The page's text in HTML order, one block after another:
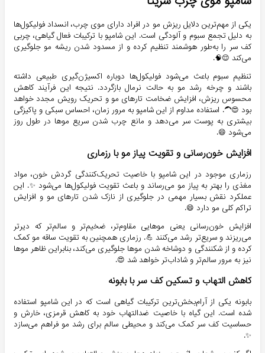
یکی از مهم‌ترین دلایل ریزش مو در افراد دارای موی چرب، انسداد فولیکول‌ها
به دلیل تجمع سبوم و آلودگی است. این شامپو با ترکیبات فعال گیاهی، چربی
کف سر را به‌طور هوشمند تنظیم کرده و از مسدود شدن ریشه مو جلوگیری
می‌کند 😌🧠.
تنظیم سبوم باعث می‌شود فولیکول‌ها دوباره اکسیژن‌گیری طبیعی داشته
باشند و چرخه رشد مو به حالت نرمال بازگردد. نتیجه این فرآیند کاهش
محسوس ریزش، افزایش ضخامت تارهای مو و تحریک رویش مجدد خواهد
بود 😍🦱. استفاده مداوم از این شامپو به مرور زمان، احساس سبکی و پاکیزگی
بیشتری به پوست سر می‌دهد و مانع چرب شدن سریع موها در طول روز
می‌شود 😄.
افزایش خون‌رسانی و تقویت پیاز مو با رزماری
رزماری موجود در این شامپو با خاصیت تحریک‌کنندگی گردش خون، مواد
مغذی را بهتر به پیاز مو می‌رساند و باعث تقویت فولیکول‌ها می‌شود ✨. این
عملکرد نقش بسیار مهمی در جلوگیری از نازک شدن تارهای مو و افزایش
تراکم کلی مو دارد 😄.
افزایش خون‌رسانی یعنی موهایی مقاوم‌تر، ضخیم‌تر و سالم‌تر که دیرتر
می‌ریزند و سریع‌تر رشد می‌کنند 💪. رزماری همچنین به تقویت ساقه مو کمک
کرده و از شکنندگی و دوشاخه شدن موها جلوگیری می‌کند، بنابراین ظاهر موها
نیز به مرور سالم‌تر و شاداب‌تر خواهد شد 😍.
کاهش التهاب و تسکین کف سر با بابونه
بابونه یکی از آرام‌بخش‌ترین ترکیبات گیاهی است که در این شامپو استفاده
شده است. این گیاه با خاصیت ضدالتهاب خود به کاهش قرمزی، خارش و
حساسیت کف سر کمک می‌کند و محیطی سالم برای رشد مو فراهم می‌سازد
✨.